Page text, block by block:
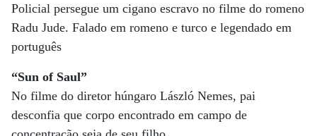
Policial persegue um cigano escravo no filme do romeno
Radu Jude. Falado em romeno e turco e legendado em
português
“Sun of Saul”
No filme do diretor húngaro László Nemes, pai
desconfia que corpo encontrado em campo de